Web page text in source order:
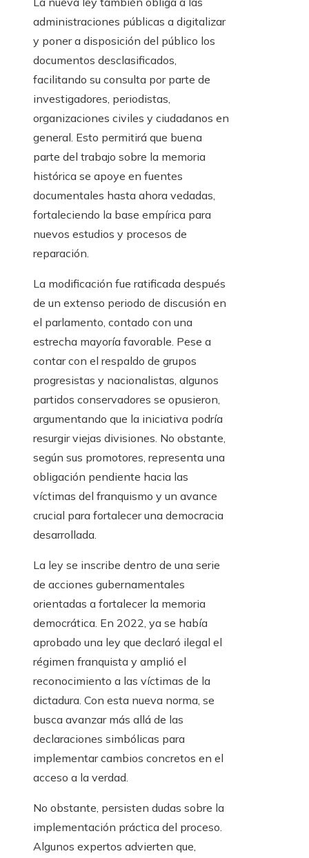
administraciones públicas a digitalizar
y poner a disposición del público los
documentos desclasificados,
facilitando su consulta por parte de
investigadores, periodistas,
organizaciones civiles y ciudadanos en
general. Esto permitirá que buena
parte del trabajo sobre la memoria
histórica se apoye en fuentes
documentales hasta ahora vedadas,
fortaleciendo la base empírica para
nuevos estudios y procesos de
reparación.
La modificación fue ratificada después
de un extenso periodo de discusión en
el parlamento, contado con una
estrecha mayoría favorable. Pese a
contar con el respaldo de grupos
progresistas y nacionalistas, algunos
partidos conservadores se opusieron,
argumentando que la iniciativa podría
resurgir viejas divisiones. No obstante,
según sus promotores, representa una
obligación pendiente hacia las
víctimas del franquismo y un avance
crucial para fortalecer una democracia
desarrollada.
La ley se inscribe dentro de una serie
de acciones gubernamentales
orientadas a fortalecer la memoria
democrática. En 2022, ya se había
aprobado una ley que declaró ilegal el
régimen franquista y amplió el
reconocimiento a las víctimas de la
dictadura. Con esta nueva norma, se
busca avanzar más allá de las
declaraciones simbólicas para
implementar cambios concretos en el
acceso a la verdad.
No obstante, persisten dudas sobre la
implementación práctica del proceso.
Algunos expertos advierten que,